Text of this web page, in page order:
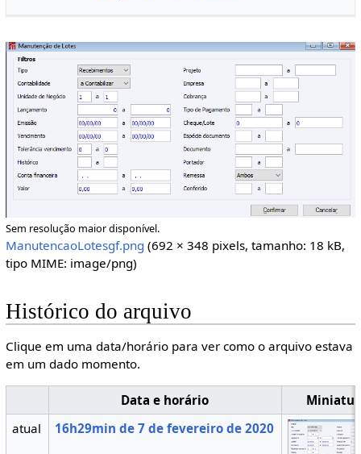
Sem resolução maior disponível.
ManutencaoLotesgf.png (692 × 348 pixels, tamanho: 18 kB,
tipo MIME: image/png)
Histórico do arquivo
Clique em uma data/horário para ver como o arquivo estava
em um dado momento.
Data e horário
atual
16h29min de 7 de fevereiro de 2020